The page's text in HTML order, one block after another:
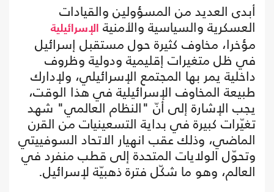
أبدى العديد من المسؤولين والقيادات
العسكرية والسياسية والأمنية الإسرائيلية
مؤخرا، مخاوف كثيرة حول مستقبل إسرائيل
في ظل متغيرات إقليمية ودولية وظروف
داخلية يمر بها المجتمع الإسرائيلي، ولإدارك
طبيعة المخاوف الإسرائيلية في هذا الوقت،
يجب الإشارة إلى أنّ "النظام العالمي" شهد
تغيّرات كبيرة في بداية التسعينيات من القرن
الماضي، وذلك عقب انهيار الاتحاد السوفييتي
وتحوّل الولايات المتحدة إلى قطب منفرد في
العالم، وهو ما شكّل فترة ذهبيّة لإسرائيل.